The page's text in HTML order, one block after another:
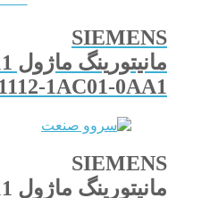
SIEMENS
مانیتورینگ ماژول 611
1AC01-0AA1
SIEMENS
مانیتورینگ ماژول 611